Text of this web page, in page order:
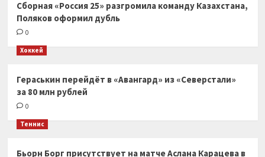
Сборная «Россия 25» разгромила команду Казахстана,
Поляков оформил дубль
0
Хоккей
Гераськин перейдёт в «Авангард» из «Северстали»
за 80 млн рублей
0
Теннис
Бьорн Борг присутствует на матче Аслана Карацева в